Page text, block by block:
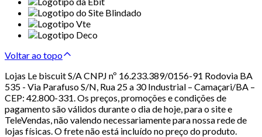
Voltar ao topo
Lojas Le biscuit S/A CNPJ nº 16.233.389/0156-91 Rodovia BA
535 - Via Parafuso S/N, Rua 25 a 30 Industrial – Camaçari/BA –
CEP: 42.800-331. Os preços, promoções e condições de
pagamento são válidos durante o dia de hoje, para o site e
TeleVendas, não valendo necessariamente para nossa rede de
lojas físicas. O frete não está incluído no preço do produto.